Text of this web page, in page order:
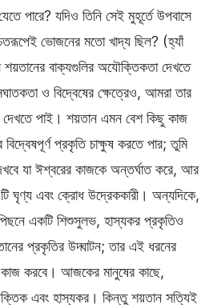
পারে? যদিও তিনি সেই মুহূর্তে উপবাসে
ভোজনের মতো খাদ্য ছিল? (হ্যাঁ
বাক্যগুলির অযৌক্তিকতা দেখতে
ও বিদ্বেষের ক্ষেত্রেও, আমরা তার
পাই। শয়তান এমন বেশ কিছু কাজ
প্রকৃতি চাক্ষুষ করতে পার; তুমি
যা ঈশ্বরের কাজকে অন্তর্ঘাত করে, আর
ঘৃণ্য এবং ক্রোধ উদ্রেককারী। অন্যদিকে,
একটি শিশুসুলভ, হাস্যকর প্রকৃতিও
প্রকৃতির উদ্ঘাটন; তার এই ধরনের
করবে। আজকের মানুষের কাছে,
এবং হাস্যকর। কিন্তু শয়তান সত্যিই